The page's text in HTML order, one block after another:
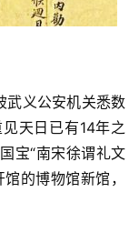
义公安机关悉数
天日已有14年之
宝“南宋徐谓礼文
的博物馆新馆，